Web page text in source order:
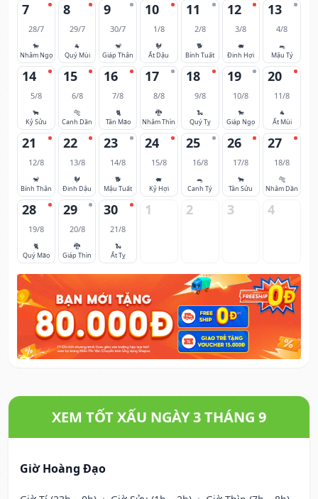
7
28/7
🐎
Nhâm Ngọ
8
29/7
🐐
Quý Mùi
9
30/7
🐒
Giáp Thân
10
1/8
🐓
Ất Dậu
11
2/8
🐕
Bính Tuất
12
3/8
🐖
Đinh Hợi
13
4/8
🐀
Mậu Tý
14
5/8
🐂
Kỷ Sửu
15
6/8
🐅
Canh Dần
16
7/8
🐈
Tân Mão
17
8/8
🐉
Nhâm Thìn
18
9/8
🐍
Quý Tỵ
19
10/8
🐎
Giáp Ngọ
20
11/8
🐐
Ất Mùi
21
12/8
🐒
Bính Thân
22
13/8
🐓
Đinh Dậu
23
14/8
🐕
Mậu Tuất
24
15/8
🐖
Kỷ Hợi
25
16/8
🐀
Canh Tý
26
17/8
🐂
Tân Sửu
27
18/8
🐅
Nhâm Dần
28
19/8
🐈
Quý Mão
29
20/8
🐉
Giáp Thìn
30
21/8
🐍
Ất Tỵ
1 2 3 4
XEM TỐT XẤU NGÀY 3 THÁNG 9
Giờ Hoàng Đạo